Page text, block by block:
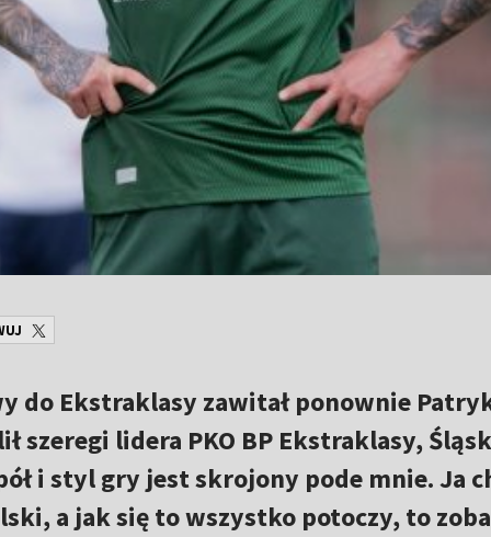
do Ekstraklasy zawitał ponownie
szeregi lidera PKO BP Ekstraklasy,
i styl gry jest skrojony pode mnie. Ja
a jak się to wszystko potoczy, to